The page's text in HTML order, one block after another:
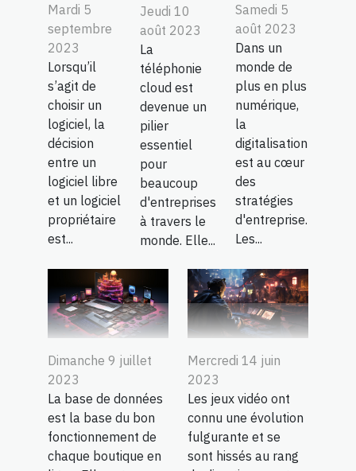
Mardi 5
septembre
2023
Lorsqu’il
s’agit de
choisir un
logiciel, la
décision
entre un
logiciel libre
et un logiciel
propriétaire
est...
Jeudi 10
août 2023
La
téléphonie
cloud est
devenue un
pilier
essentiel
pour
beaucoup
d'entreprises
à travers le
monde. Elle...
Samedi 5
août 2023
Dans un
monde de
plus en plus
numérique,
la
digitalisation
est au cœur
des
stratégies
d'entreprise.
Les...
Dimanche 9 juillet
2023
La base de données
est la base du bon
fonctionnement de
chaque boutique en
Mercredi 14 juin
2023
Les jeux vidéo ont
connu une évolution
fulgurante et se
sont hissés au rang